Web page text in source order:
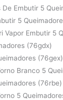
De Embutir 5
5
Vapor Embutir 5
(76gdx)
(76gex)
Branco 5
(76rbe)
5